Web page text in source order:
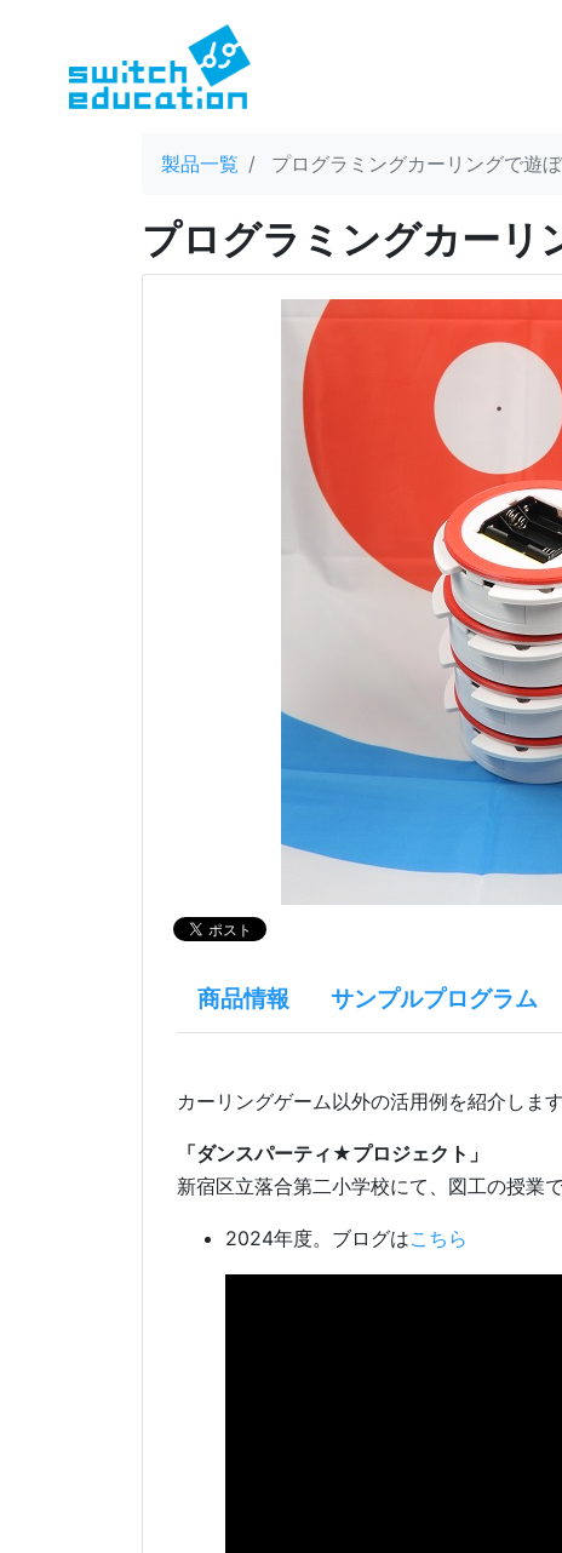
製品一覧 プログラミングカーリングで遊
プログラミングカーリ
商品情報 サンプルプログラム
カーリングゲーム以外の活用例を紹介します
「ダンスパーティ★プロジェクト」
新宿区立落合第二小学校にて、図工の授業
2024年度。ブログはこちら